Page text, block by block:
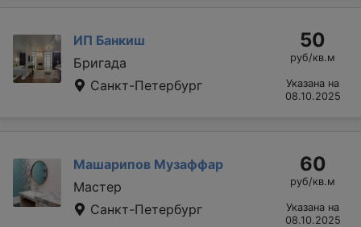
ИП Банкиш
Бригада
Санкт-Петербург
50
руб/кв.м
Указана на
08.10.2025
Машарипов Музаффар
Мастер
Санкт-Петербург
60
руб/кв.м
Указана на
08.10.2025